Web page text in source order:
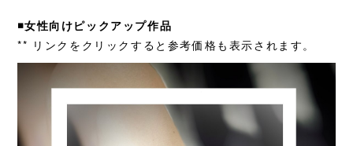
◾️女性向けピックアップ作品
** リンクをクリックすると参考価格も表示されます。